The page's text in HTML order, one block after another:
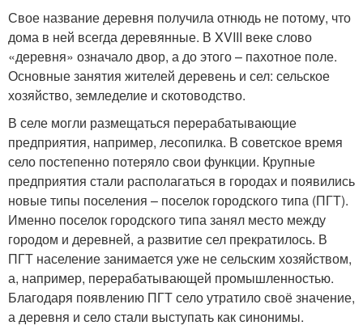
Свое название деревня получила отнюдь не потому, что
дома в ней всегда деревянные. В XVIII веке слово
«деревня» означало двор, а до этого – пахотное поле.
Основные занятия жителей деревень и сел: сельское
хозяйство, земледелие и скотоводство.
В селе могли размещаться перерабатывающие
предприятия, например, лесопилка. В советское время
село постепенно потеряло свои функции. Крупные
предприятия стали располагаться в городах и появились
новые типы поселения – поселок городского типа (ПГТ).
Именно поселок городского типа занял место между
городом и деревней, а развитие сел прекратилось. В
ПГТ население занимается уже не сельским хозяйством,
а, например, перерабатывающей промышленностью.
Благодаря появлению ПГТ село утратило своё значение,
а деревня и село стали выступать как синонимы.